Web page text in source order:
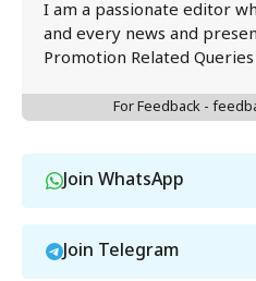
I am a passionate editor
and every news and
Promotion Related Queries
For Feedback -
Join WhatsApp
Join Telegram